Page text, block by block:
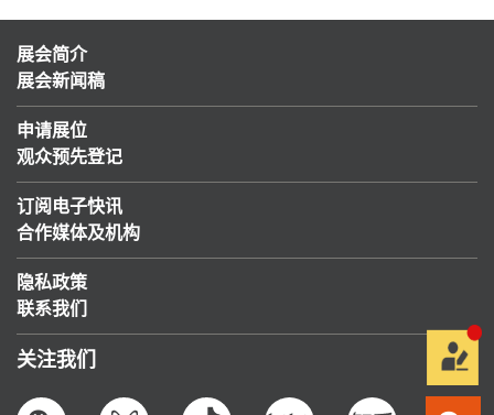
展会简介
展会新闻稿
申请展位
观众预先登记
订阅电子快讯
合作媒体及机构
隐私政策
联系我们
关注我们